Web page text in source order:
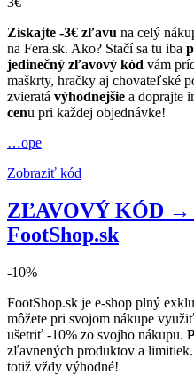
Získajte -3€ zľavu na celý
na Fera.sk. Ako? Stačí sa tu iba
jedinečný zľavový kód vám
maškrty, hračky aj chovateľské
zvieratá výhodnejšie a doprajte
cenu pri každej objednávke!
…ope
Zobraziť kód
ZĽAVOVÝ KÓD →
FootShop.sk
-10%
FootShop.sk je e-shop plný
môžete pri svojom nákupe
ušetriť -10% zo svojho nákupu.
zľavnených produktov a
totiž vždy výhodné!